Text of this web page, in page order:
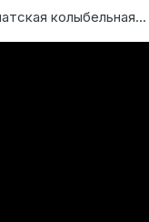
колыбельная...